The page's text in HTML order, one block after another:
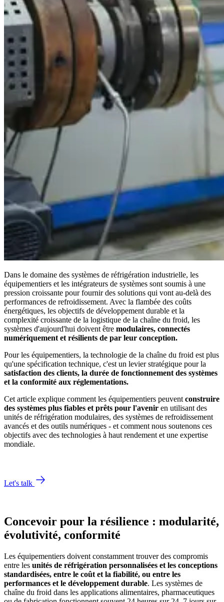
Dans le domaine des systèmes de réfrigération industrielle, les
équipementiers et les intégrateurs de systèmes sont soumis à une
pression croissante pour fournir des solutions qui vont au-delà des
performances de refroidissement. Avec la flambée des coûts
énergétiques, les objectifs de développement durable et la
complexité croissante de la logistique de la chaîne du froid, les
systèmes d'aujourd'hui doivent être modulaires, connectés
numériquement et résilients de par leur conception.
Pour les équipementiers, la technologie de la chaîne du froid est plus
qu'une spécification technique, c'est un levier stratégique pour la
satisfaction des clients, la durée de fonctionnement des systèmes
et la conformité aux réglementations.
Cet article explique comment les équipementiers peuvent construire
des systèmes plus fiables et prêts pour l'avenir en utilisant des
unités de réfrigération modulaires, des systèmes de refroidissement
avancés et des outils numériques - et comment nous soutenons ces
objectifs avec des technologies à haut rendement et une expertise
mondiale.
Let's talk
Concevoir pour la résilience : modularité,
évolutivité, conformité
Les équipementiers doivent constamment trouver des compromis
entre les unités de réfrigération personnalisées et les conceptions
standardisées, entre le coût et la fiabilité, ou entre les
performances et le développement durable. Les systèmes de
chaîne du froid dans les applications alimentaires, pharmaceutiques